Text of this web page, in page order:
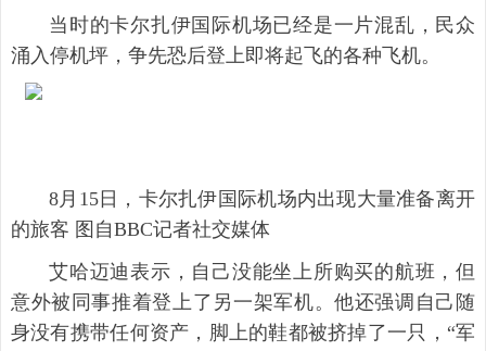
当时的卡尔扎伊国际机场已经是一片混乱，民众
涌入停机坪，争先恐后登上即将起飞的各种飞机。
8月15日，卡尔扎伊国际机场内出现大量准备离开
的旅客 图自BBC记者社交媒体
艾哈迈迪表示，自己没能坐上所购买的航班，但
意外被同事推着登上了另一架军机。他还强调自己随
身没有携带任何资产，脚上的鞋都被挤掉了一只，“军